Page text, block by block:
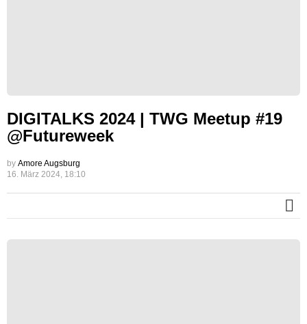
DIGITALKS 2024 | TWG Meetup #19
@Futureweek
by Amore Augsburg
16. März 2024, 18:10